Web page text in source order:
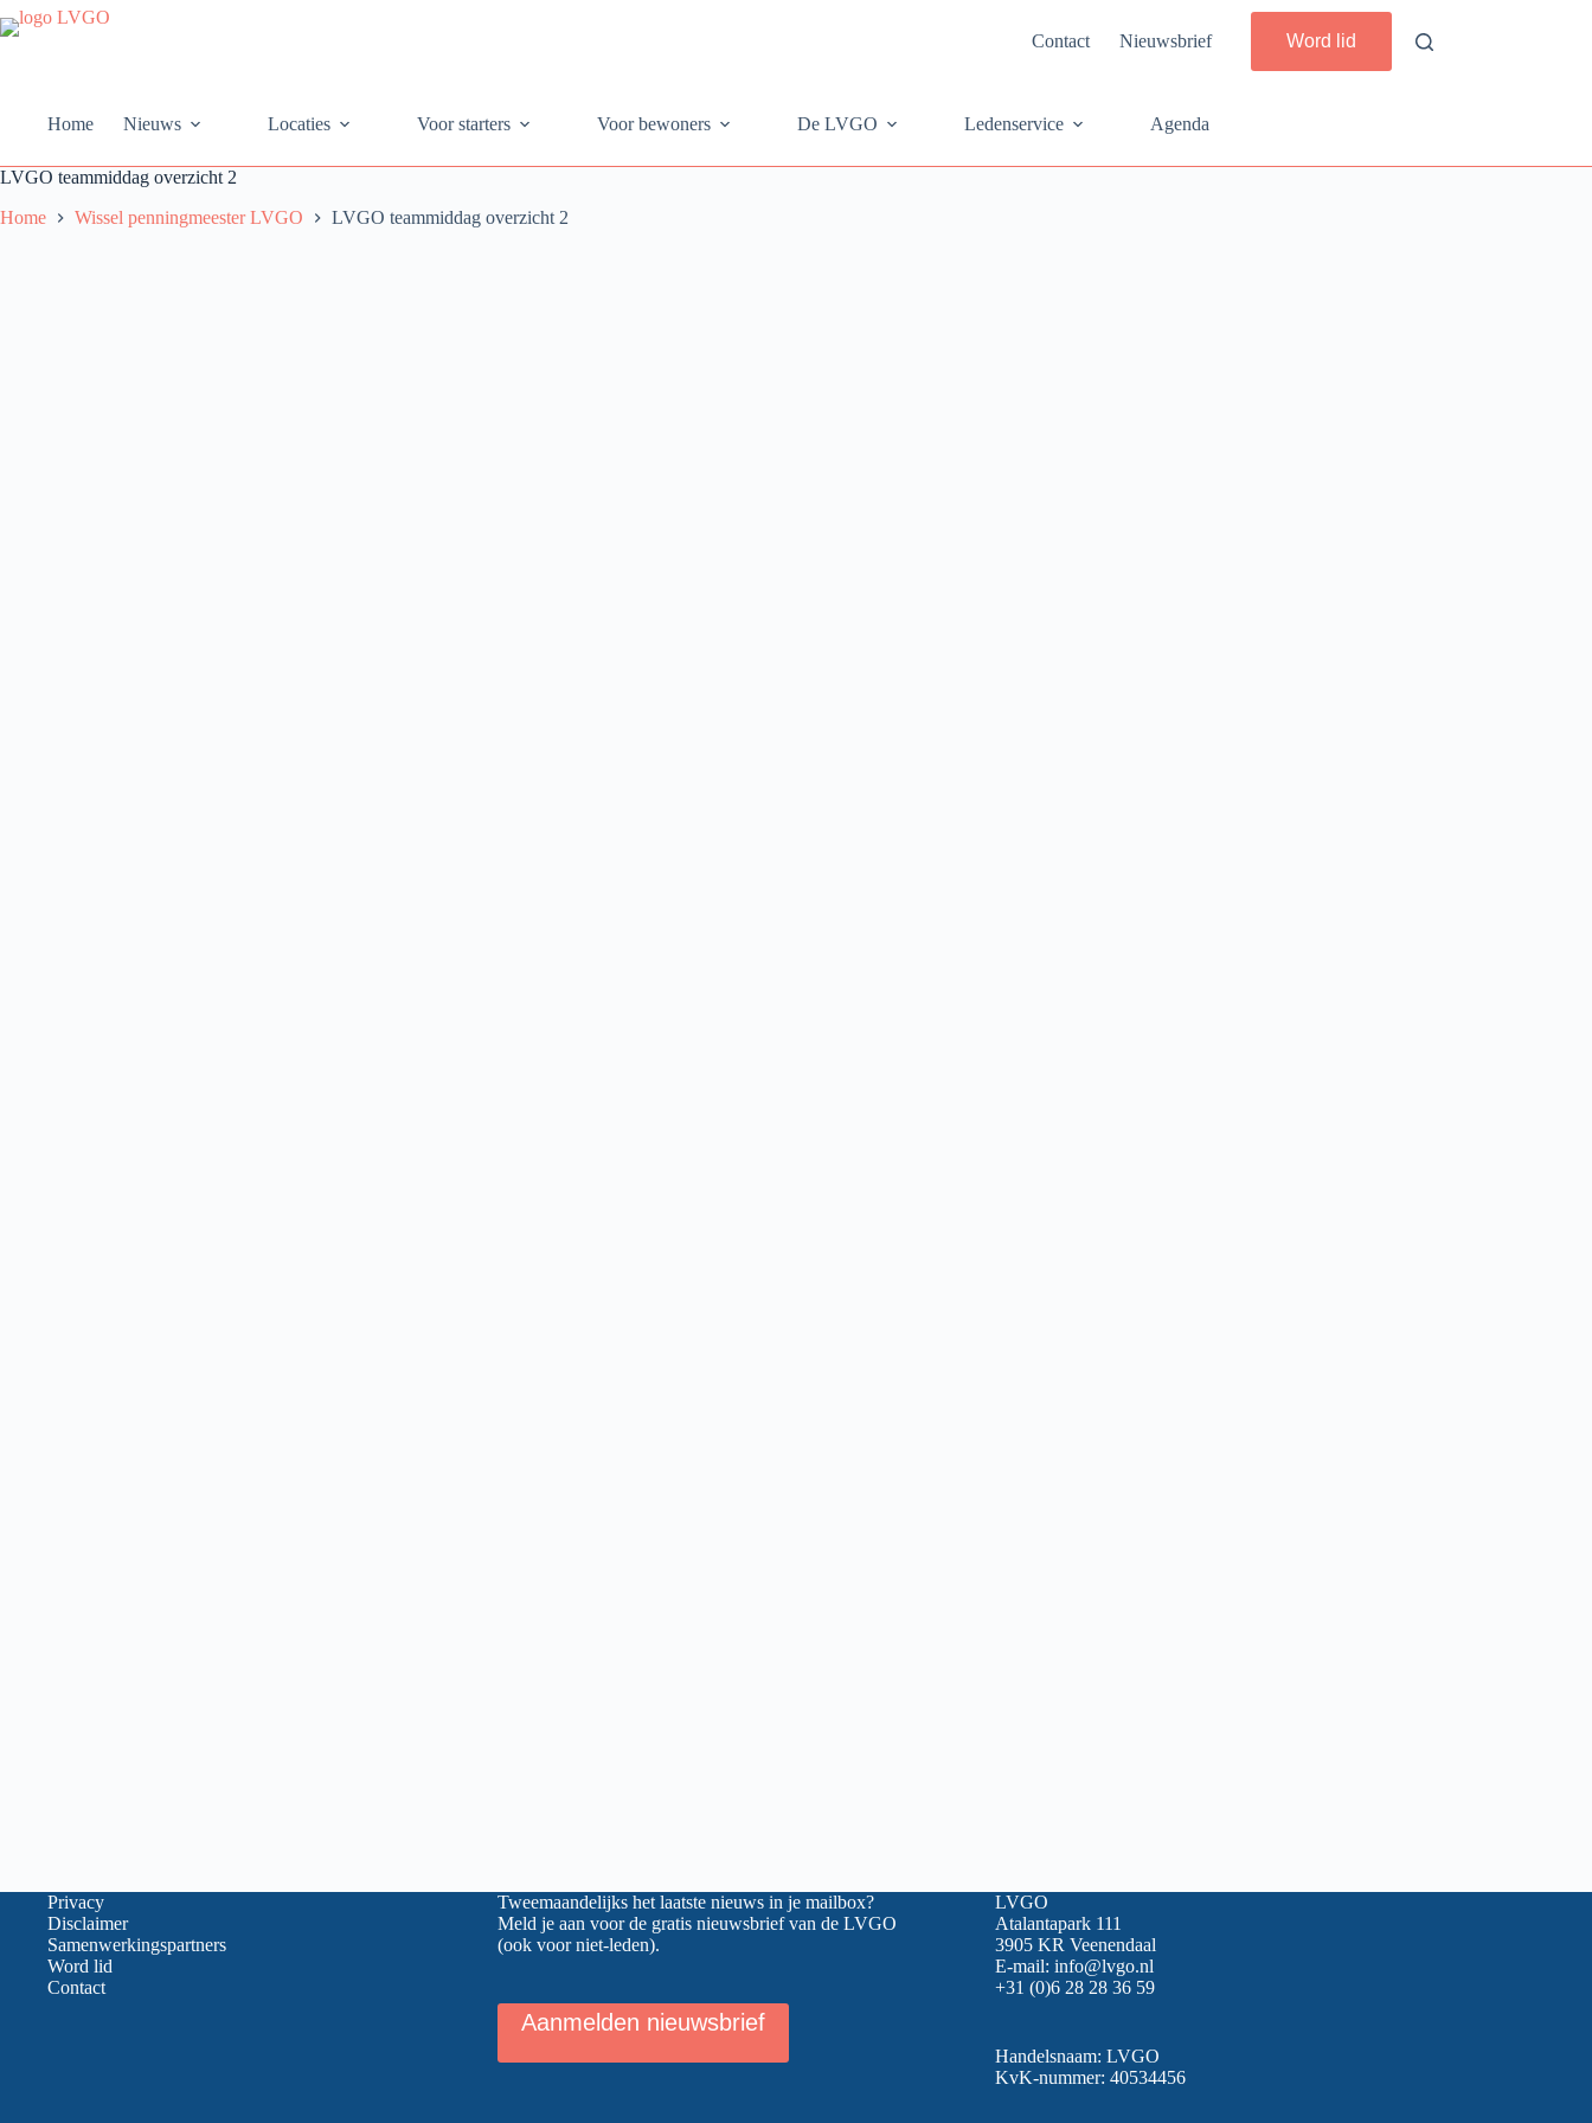
Ga
naar
Contact Nieuwsbrief Word lid
Home Nieuws Locaties Voor starters Voor bewoners De LVGO Ledenservice Agenda
LVGO teammiddag overzicht 2
Home Wissel penningmeester LVGO LVGO teammiddag overzicht 2
Privacy
Disclaimer
Samenwerkingspartners
Word lid
Contact
Tweemaandelijks het laatste nieuws in je mailbox?
Meld je aan voor de gratis nieuwsbrief van de LVGO
(ook voor niet-leden).
Aanmelden nieuwsbrief
LVGO
Atalantapark 111
3905 KR Veenendaal
E-mail: info@lvgo.nl
+31 (0)6 28 28 36 59
Handelsnaam: LVGO
KvK-nummer: 40534456